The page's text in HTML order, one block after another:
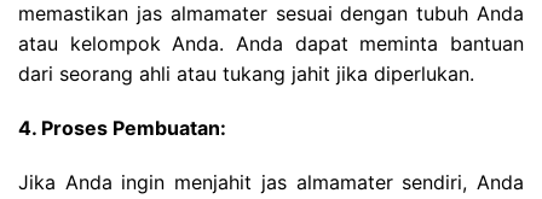
memastikan jas almamater sesuai dengan tubuh Anda
atau kelompok Anda. Anda dapat meminta bantuan
dari seorang ahli atau tukang jahit jika diperlukan.
4. Proses Pembuatan:
Jika Anda ingin menjahit jas almamater sendiri, Anda